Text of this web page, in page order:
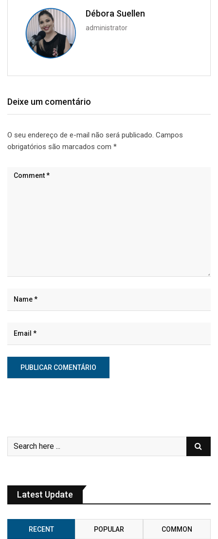
Débora Suellen
administrator
Deixe um comentário
O seu endereço de e-mail não será publicado. Campos
obrigatórios são marcados com *
Latest Update
RECENT POPULAR COMMON